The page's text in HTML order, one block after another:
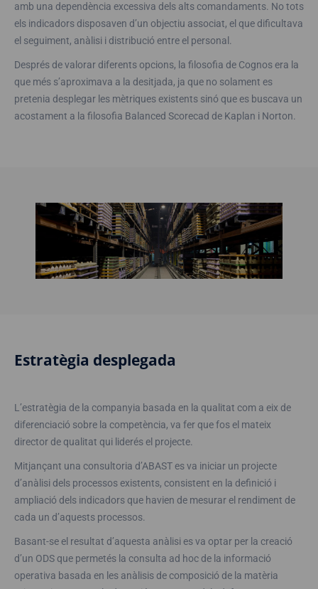
amb una dependència excessiva dels alts comandaments. No tots
els indicadors disposaven d’un objectiu associat, el que dificultava
el seguiment, anàlisi i distribució entre el personal.
Després de valorar diferents opcions, la filosofia de Cognos era la
que més s’aproximava a la desitjada, ja que no solament es
pretenia desplegar les mètriques existents sinó que es buscava un
acostament a la filosofia Balanced Scorecad de Kaplan i Norton.
Estratègia desplegada
L’estratègia de la companyia basada en la qualitat com a eix de
diferenciació sobre la competència, va fer que fos el mateix
director de qualitat qui liderés el projecte.
Mitjançant una consultoria d’ABAST es va iniciar un projecte
d’anàlisi dels processos existents, consistent en la definició i
ampliació dels indicadors que havien de mesurar el rendiment de
cada un d’aquests processos.
Basant-se el resultat d’aquesta anàlisi es va optar per la creació
d’un ODS que permetés la consulta ad hoc de la informació
operativa basada en les anàlisis de composició de la matèria